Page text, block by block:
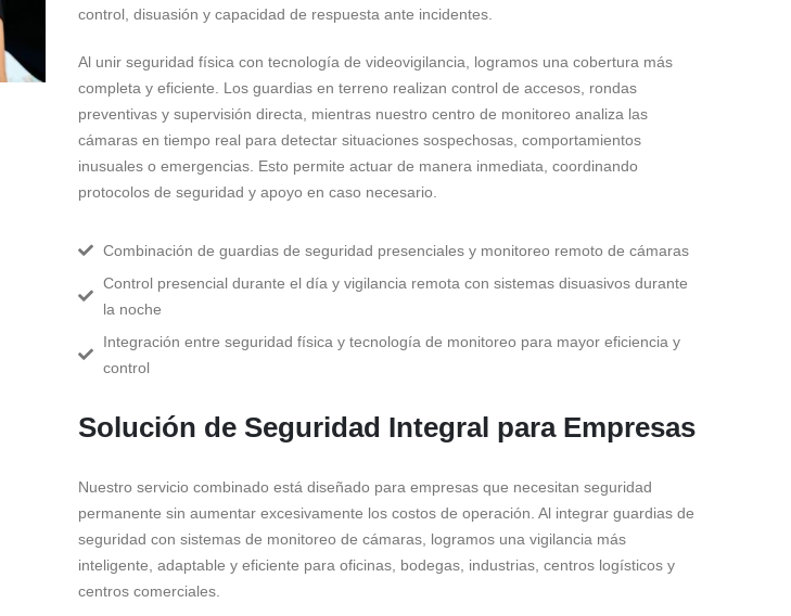
control, disuasión y capacidad de respuesta ante incidentes.
Al unir seguridad física con tecnología de videovigilancia, logramos una cobertura más
completa y eficiente. Los guardias en terreno realizan control de accesos, rondas
preventivas y supervisión directa, mientras nuestro centro de monitoreo analiza las
cámaras en tiempo real para detectar situaciones sospechosas, comportamientos
inusuales o emergencias. Esto permite actuar de manera inmediata, coordinando
protocolos de seguridad y apoyo en caso necesario.
Combinación de guardias de seguridad presenciales y monitoreo remoto de cámaras
Control presencial durante el día y vigilancia remota con sistemas disuasivos durante
la noche
Integración entre seguridad física y tecnología de monitoreo para mayor eficiencia y
control
Solución de Seguridad Integral para Empresas
Nuestro servicio combinado está diseñado para empresas que necesitan seguridad
permanente sin aumentar excesivamente los costos de operación. Al integrar guardias de
seguridad con sistemas de monitoreo de cámaras, logramos una vigilancia más
inteligente, adaptable y eficiente para oficinas, bodegas, industrias, centros logísticos y
centros comerciales.